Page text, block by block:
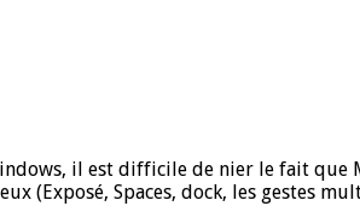
il est difficile de nier le fait que
(Exposé, Spaces, dock, les gestes